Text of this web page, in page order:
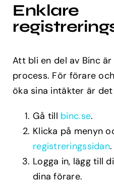
Enklare
Att bli en del av Binc
process. För förare
öka sina intäkter är
Gå till binc.se.
Klicka på menyn
registreringssidan.
Logga in, lägg till
dina förare.